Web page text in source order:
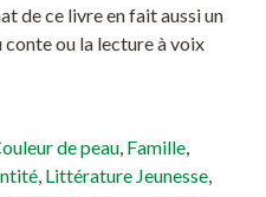
de ce livre en fait aussi un
conte ou la lecture à voix
de peau, Famille,
, Littérature Jeunesse,